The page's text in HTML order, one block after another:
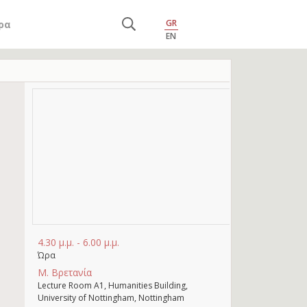
GR
EN
4.30 μ.μ. - 6.00 μ.μ.
Ώρα
Μ. Βρετανία
Lecture Room A1, Humanities Building,
University of Nottingham, Nottingham